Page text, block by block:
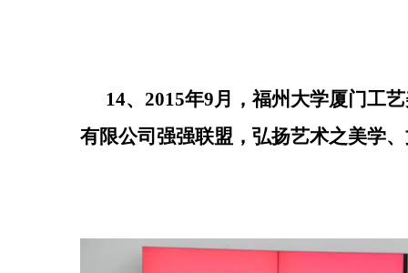
14、2015年9月，福州大学厦门工
有限公司强强联盟 ，弘扬艺术之美学